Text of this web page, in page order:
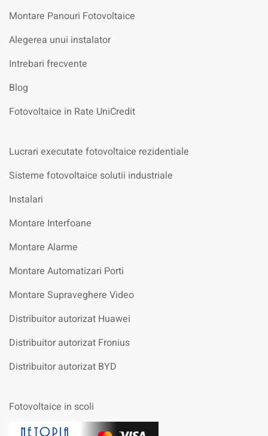
Montare Panouri Fotovoltaice
Alegerea unui instalator
Intrebari frecvente
Blog
Fotovoltaice in Rate UniCredit
Lucrari executate fotovoltaice rezidentiale
Sisteme fotovoltaice solutii industriale
Instalari
Montare Interfoane
Montare Alarme
Montare Automatizari Porti
Montare Supraveghere Video
Distribuitor autorizat Huawei
Distribuitor autorizat Fronius
Distribuitor autorizat BYD
Fotovoltaice in scoli